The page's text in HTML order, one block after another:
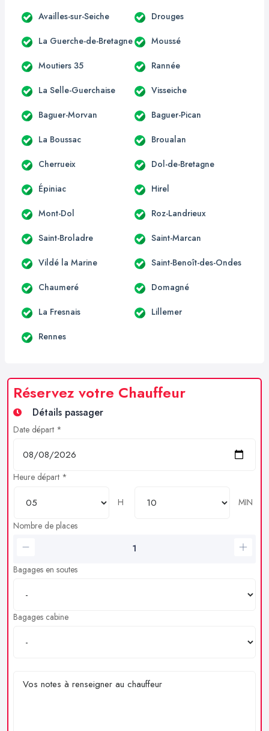
Availles-sur-Seiche Drouges
La Guerche-de-Bretagne Moussé
Moutiers 35 Rannée
La Selle-Guerchaise Visseiche
Baguer-Morvan Baguer-Pican
La Boussac Broualan
Cherrueix Dol-de-Bretagne
Épiniac Hirel
Mont-Dol Roz-Landrieux
Saint-Broladre Saint-Marcan
Vildé la Marine Saint-Benoît-des-Ondes
Chaumeré Domagné
La Fresnais Lillemer
Rennes
Réservez votre Chauffeur
Détails passager
Date départ *
Heure départ *
H
MIN
Nombre de places
Bagages en soutes
Bagages cabine